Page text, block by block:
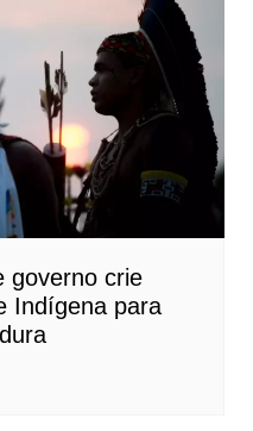
governo crie
Indígena para